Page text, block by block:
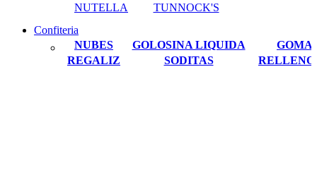
NUTELLA
TUNNOCK'S
Confiteria
NUBES
GOLOSINA LIQUIDA
REGALIZ
SODITAS